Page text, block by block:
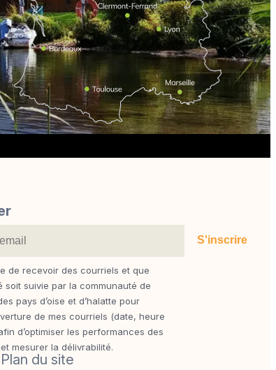
de recevoir des courriels et que
soit suivie par la communauté de
pays d’oise et d’halatte pour
de mes courriels (date, heure
d’optimiser les performances des
mesurer la délivrabilité.
Plan du site